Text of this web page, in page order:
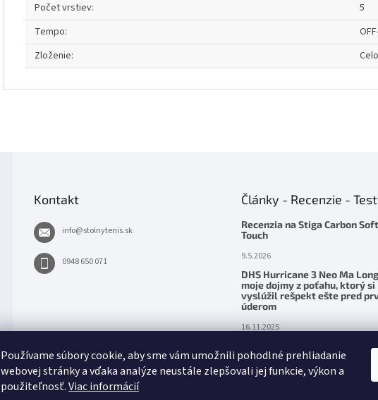
Používame súbory cookie, aby sme vám umožnili pohodlné prehliadanie
webovej stránky a vďaka analýze neustále zlepšovali jej funkcie, výkon a
použiteľnosť.Viac informácií
Počet vrstiev:
5
Tempo:
Zloženie:
Kontakt
info@stolnytenis.sk
0948 650 071
Články - Recenzie -
Recenzia na Stiga Carbon Soft
Touch
9.5.2026
DHS Hurricane 3 Neo Ma
moje dojmy z poťahu, ktorý si
vyslúžil rešpekt ešte pred
úderom
16.11.2025
Palatinus Handmade ZENITH
– precítená sila v ruke
24.5.2025